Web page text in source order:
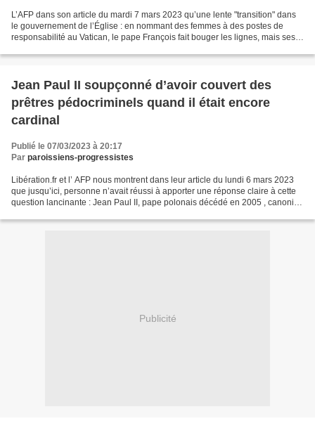
L’AFP dans son article du mardi 7 mars 2023 qu’une lente "transition" dans
le gouvernement de l’Église : en nommant des femmes à des postes de
responsabilité au Vatican, le pape François fait bouger les lignes, mais ses
Jean Paul II soupçonné d’avoir couvert des
prêtres pédocriminels quand il était encore
cardinal
Publié le 07/03/2023 à 20:17
Par paroissiens-progressistes
Libération.fr et l’ AFP nous montrent dans leur article du lundi 6 mars 2023
que jusqu’ici, personne n’avait réussi à apporter une réponse claire à cette
question lancinante : Jean Paul II, pape polonais décédé en 2005 , canonisé
Publicité